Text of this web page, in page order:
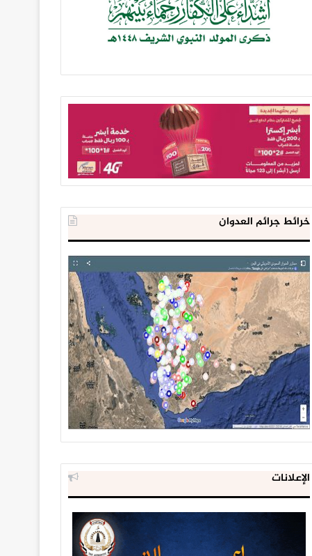
خرائط جرائم العدوان
الإعلانات